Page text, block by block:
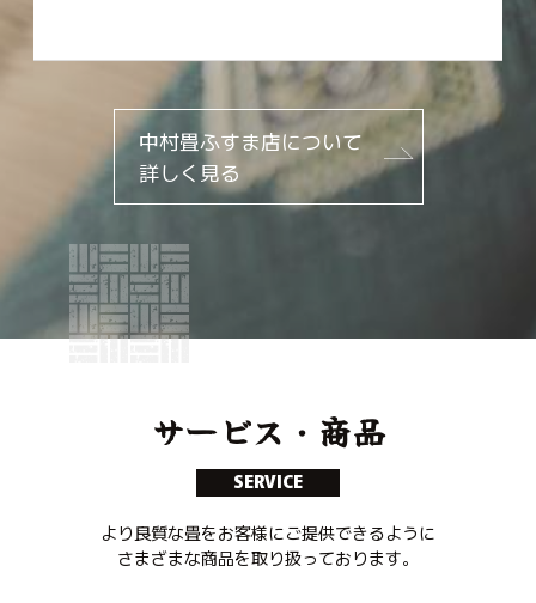
中村畳ふすま店について
詳しく見る
サービス・商品
SERVICE
より良質な畳をお客様にご提供できるように
さまざまな商品を取り扱っております。